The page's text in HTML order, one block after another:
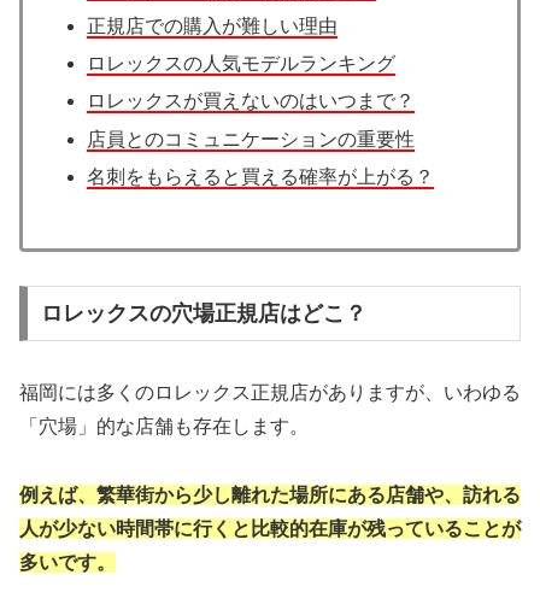
正規店での購入が難しい理由
ロレックスの人気モデルランキング
ロレックスが買えないのはいつまで？
店員とのコミュニケーションの重要性
名刺をもらえると買える確率が上がる？
ロレックスの穴場正規店はどこ？
福岡には多くのロレックス正規店がありますが、いわゆる
「穴場」的な店舗も存在します。
例えば、繁華街から少し離れた場所にある店舗や、訪れる
人が少ない時間帯に行くと比較的在庫が残っていることが
多いです。